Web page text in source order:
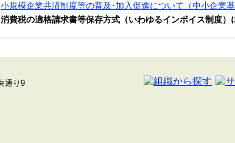
小規模企業共済制度等の普及･加入促進について（中小企業基
消費税の適格請求書等保存方式（いわゆるインボイス制度）